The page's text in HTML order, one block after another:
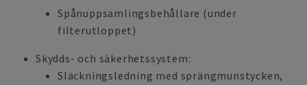
Spånuppsamlingsbehållare (under
filterutloppet)
Skydds- och säkerhetssystem:
Släckningsledning med sprängmunstycken,